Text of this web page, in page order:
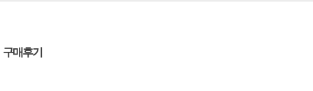
구매후기